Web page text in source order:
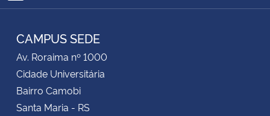
RSS
CAMPUS SEDE
Av. Roraima nº 1000
Cidade Universitária
Bairro Camobi
Santa Maria - RS